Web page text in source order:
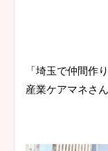
「埼玉で仲間作
産業ケアマネさ